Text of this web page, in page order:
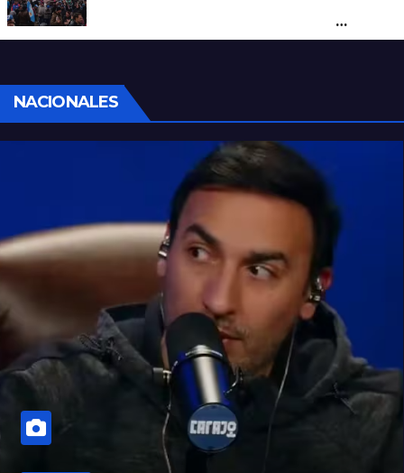
sociales y sindicales
NACIONALES